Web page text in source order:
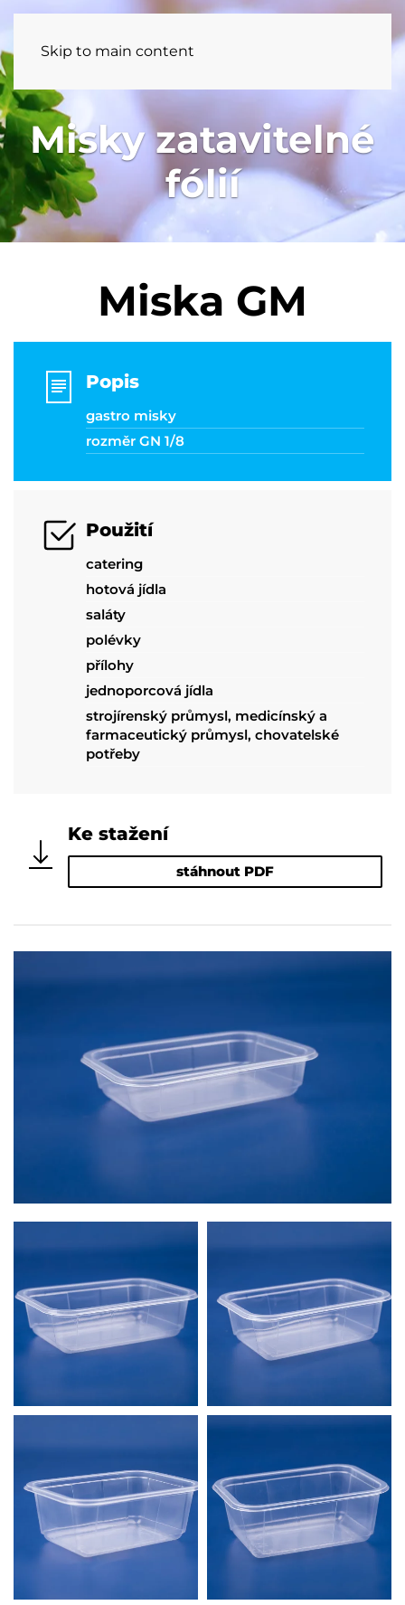
Skip to main content
Misky zatavitelné
fólií
Miska GM
Popis
gastro misky
rozměr GN 1/8
Použití
catering
hotová jídla
saláty
polévky
přílohy
jednoporcová jídla
strojírenský průmysl, medicínský a
farmaceutický průmysl, chovatelské
potřeby
Ke stažení
stáhnout PDF